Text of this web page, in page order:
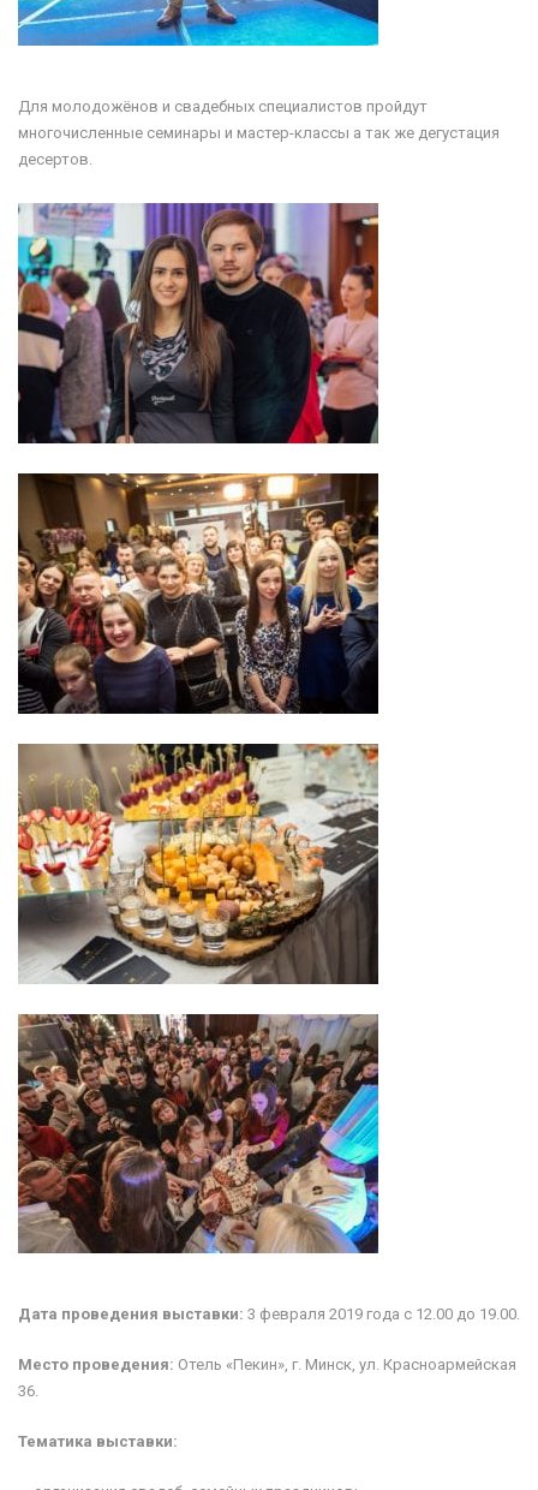
Для молодожёнов и свадебных специалистов пройдут
многочисленные семинары и мастер-классы а так же дегустация
десертов.
Дата проведения выставки: 3 февраля 2019 года c 12.00 до 19.00.
Место проведения: Отель «Пекин», г. Минск, ул. Красноармейская
36.
Тематика выставки: